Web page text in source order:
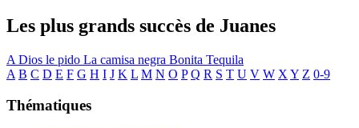
Les plus grands succès de Juanes
A Dios le pido La camisa negra Bonita Tequila
A B C D E F G H I J K L M N O P Q R S T U V W X Y Z 0-9
Thématiques